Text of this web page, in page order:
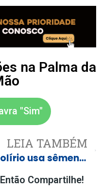
na Palma da
"Sim"
LEIA TAMBÉM
Colírio usa sêmen de porco para tratar câncer ocular em teste
Compartilhe!